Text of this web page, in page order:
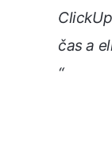
čas a
“